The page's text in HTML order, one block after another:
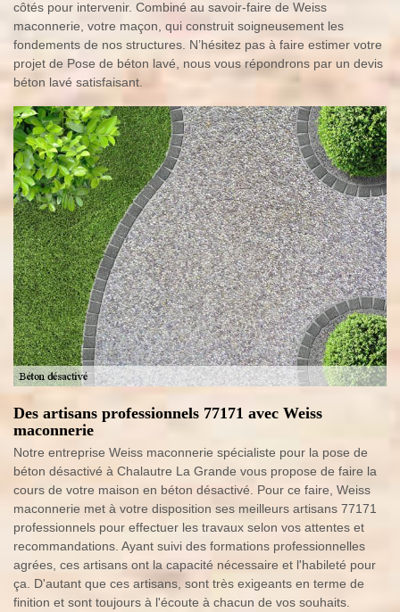
côtés pour intervenir. Combiné au savoir-faire de Weiss
maconnerie, votre maçon, qui construit soigneusement les
fondements de nos structures. N’hésitez pas à faire estimer votre
projet de Pose de béton lavé, nous vous répondrons par un devis
béton lavé satisfaisant.
Des artisans professionnels 77171 avec Weiss
maconnerie
Notre entreprise Weiss maconnerie spécialiste pour la pose de
béton désactivé à Chalautre La Grande vous propose de faire la
cours de votre maison en béton désactivé. Pour ce faire, Weiss
maconnerie met à votre disposition ses meilleurs artisans 77171
professionnels pour effectuer les travaux selon vos attentes et
recommandations. Ayant suivi des formations professionnelles
agrées, ces artisans ont la capacité nécessaire et l'habileté pour
ça. D'autant que ces artisans, sont très exigeants en terme de
finition et sont toujours à l'écoute à chacun de vos souhaits.